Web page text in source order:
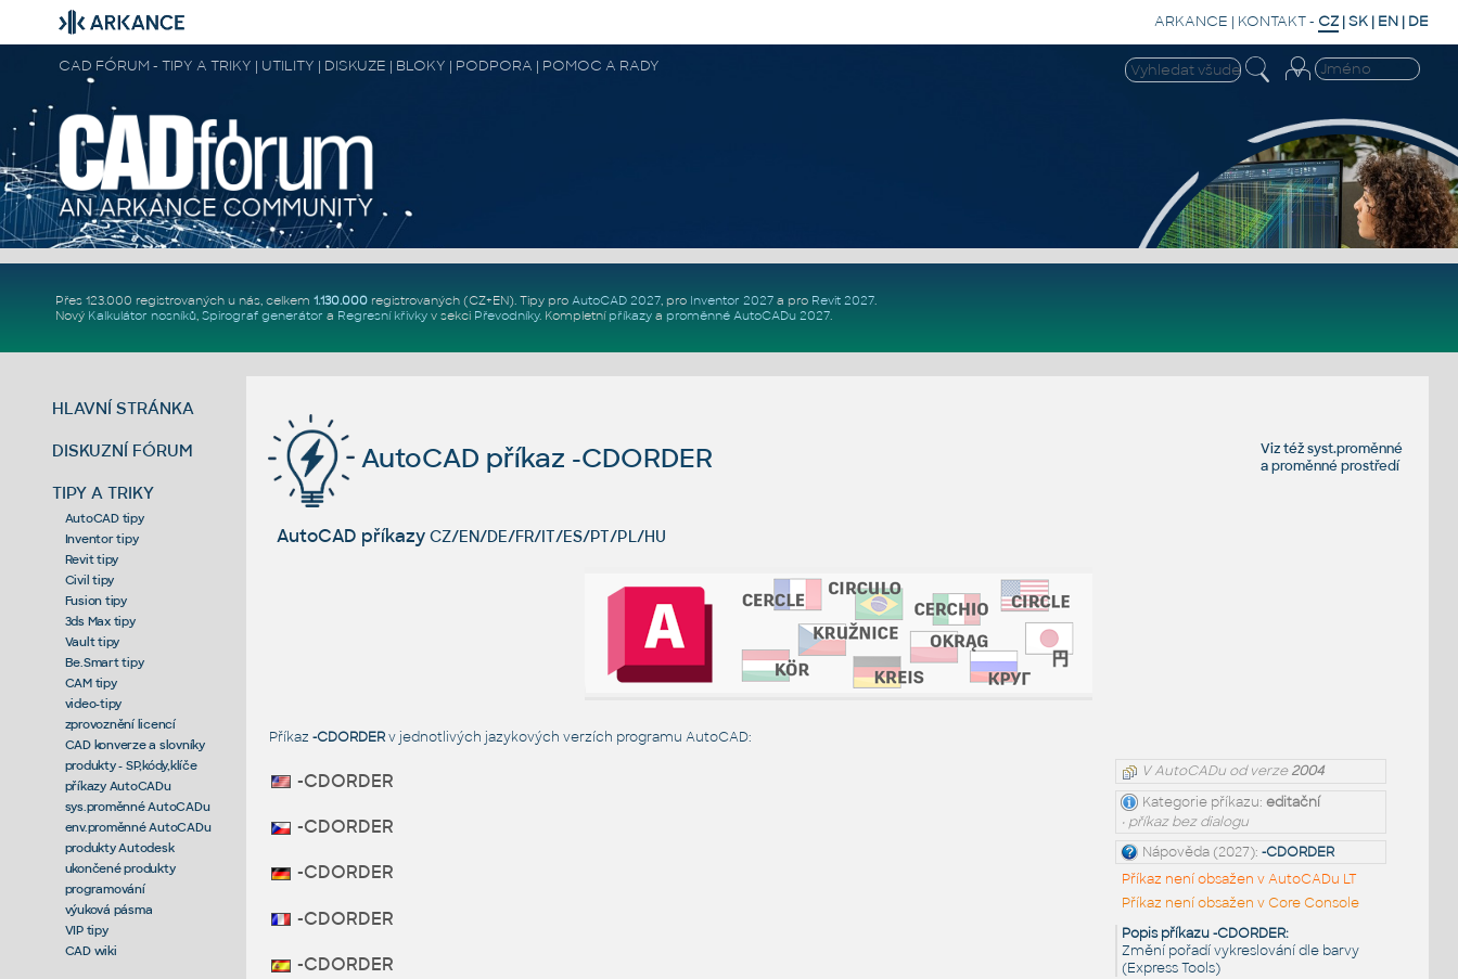
ARKANCE | KONTAKT- CZ |SK | EN | DE
CAD FÓRUM - TIPY A TRIKY | UTILITY | DISKUZE | BLOKY | PODPORA | POMOC A RADY
Přes 123.000 registrovaných u nás, celkem 1.130.000registrovaných (CZ+EN). Tipy pro AutoCAD 2027, pro Inventor 2027a pro Revit 2027.
Nový Kalkulátor nosníků, Spirograf generátor a Regresní křivkyv sekci Převodníky. Kompletní příkazya proměnné AutoCADu 2027.
HLAVNÍ STRÁNKA
DISKUZNÍ FÓRUM
TIPY A TRIKY
AutoCAD tipy
Inventor tipy
Revit tipy
Civil tipy
Fusion tipy
3ds Max tipy
Vault tipy
Be.Smart tipy
CAM tipy
video-tipy
zprovoznění licencí
CAD konverze a slovníky
produkty - SP,kódy,klíče
příkazy AutoCADu
sys.proměnné AutoCADu
env.proměnné AutoCADu
produkty Autodesk
ukončené produkty
programování
výuková pásma
VIP tipy
CAD wiki
Viz téžsyst.proměnné
aproměnné prostředí
AutoCAD příkaz -CDORDER
AutoCAD příkazy CZ/EN/DE/FR/IT/ES/PT/PL/HU
Příkaz -CDORDERv jednotlivých jazykových verzích programu AutoCAD:
V AutoCADu od verze2004
Kategorie příkazu:editační
• příkaz bez dialogu
Nápověda (2027):-CDORDER
Příkaz není obsažen v AutoCADu LT
Příkaz není obsažen v Core Console
Popis příkazu -CDORDER:
Změní pořadí vykreslování dle barvy
(Express Tools)
-CDORDER
-CDORDER
-CDORDER
-CDORDER
-CDORDER